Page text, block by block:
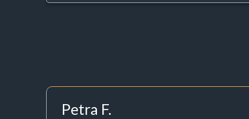
Petra F.